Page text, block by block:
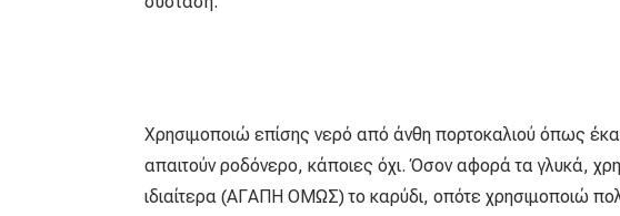
Χρησιμοποιώ επίσης νερό από άνθη πορτοκαλιού όπως
απαιτούν ροδόνερο, κάποιες όχι. Όσον αφορά τα γλυκά,
ιδιαίτερα (ΑΓΑΠΗ ΟΜΩΣ) το καρύδι, οπότε χρησιμοποιώ